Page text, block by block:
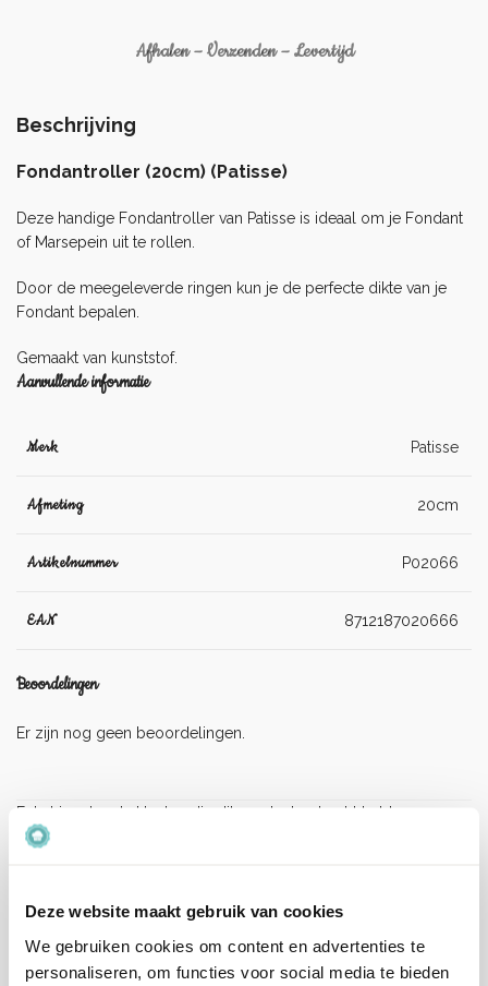
Deze website maakt gebruik van cookies
We gebruiken cookies om content en advertenties te
personaliseren, om functies voor social media te bieden
Afhalen – Verzenden – Levertijd
Beschrijving
Fondantroller (20cm) (Patisse)
Deze handige Fondantroller van Patisse is ideaal om je Fondant
of Marsepein uit te rollen.
Door de meegeleverde ringen kun je de perfecte dikte van je
Fondant bepalen.
Gemaakt van kunststof.
Aanvullende informatie
Merk Patisse
Afmeting 20cm
Artikelnummer P02066
EAN 8712187020666
Beoordelingen
Er zijn nog geen beoordelingen.
Enkel ingelogde klanten die dit product gekocht hebben,
kunnen een beoordeling schrijven.
Onze pakketten worden verstuurd met PostNL.
en betaald = dezelfde werkdag verzonden.